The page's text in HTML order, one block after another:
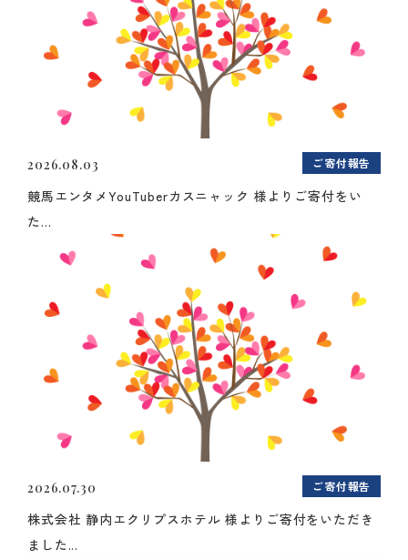
2026.08.03 ご寄付報告
競馬エンタメYouTuberカスニャック 様よりご寄付をい
た...
2026.07.30 ご寄付報告
株式会社 静内エクリプスホテル 様よりご寄付をいただき
ました...